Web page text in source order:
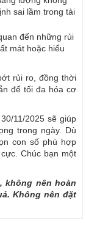
sai lầm trong tài
đến những rủi
mát hoặc hiểu
rủi ro, đồng thời
để tối đa hóa cơ
11/2025 sẽ giúp
trong ngày. Dù
con số phù hợp
Chúc bạn một
không nên hoàn
Không nên đặt